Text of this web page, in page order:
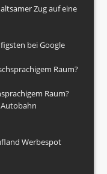
Zug auf eine
bei Google
Raum?
Raum?
Werbespot